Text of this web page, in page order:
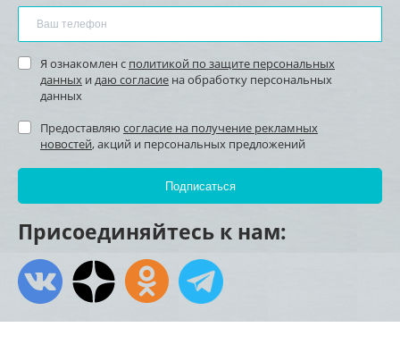
Я ознакомлен с политикой по защите персональных
данных и даю согласие на обработку персональных
данных
Предоставляю согласие на получение рекламных
новостей, акций и персональных предложений
Присоединяйтесь к нам: